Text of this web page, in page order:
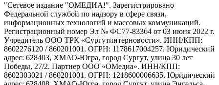
"Сетевое издание "ОМЕДИА!". Зарегистрировано
Федеральной службой по надзору в сфере связи,
информационных технологий и массовых коммуникаций.
Регистрационный номер Эл № ФС77-83364 от 03 июня 2022 г.
Учредитель ООО ТРК «Сургутинтерновости». ИНН/КПП:
8602276120 / 860201001. ОГРН: 1178617004257. Юридический
адрес: 628403, ХМАО-Югра, город Сургут, улица 30 лет
Победы, 27/2. Партнер ООО «ОМедиа». ИНН/КПП:
8602303021 / 860201001. ОГРН: 1218600006635. Юридический